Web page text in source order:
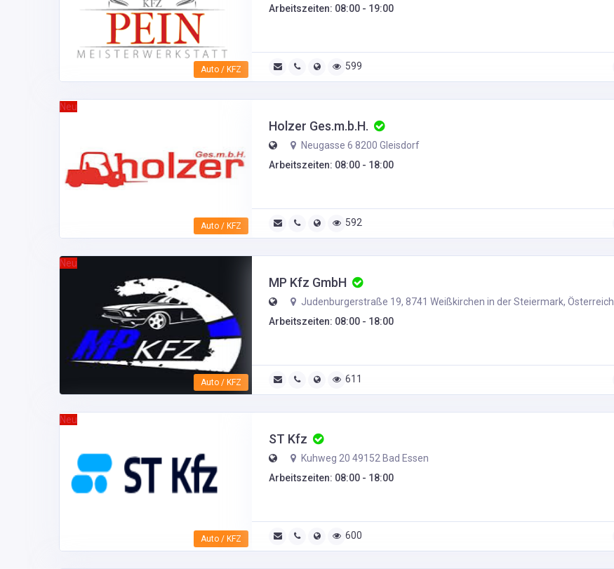
Auto / KFZ
Arbeitszeiten: 08:00 - 19:00
599
Neu
Auto / KFZ
Holzer Ges.m.b.H.
Neugasse 6 8200 Gleisdorf
Arbeitszeiten: 08:00 - 18:00
592
Neu
Auto / KFZ
MP Kfz GmbH
Judenburgerstraße 19, 8741 Weißkirchen in der Steiermark, Österreich
Arbeitszeiten: 08:00 - 18:00
611
Neu
Auto / KFZ
ST Kfz
Kuhweg 20 49152 Bad Essen
Arbeitszeiten: 08:00 - 18:00
600